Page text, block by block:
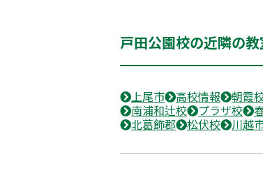
戸田公園校の近隣の教
上尾市 高校情報 朝霞
南浦和辻校
プラザ校
北葛飾郡
松伏校 川越